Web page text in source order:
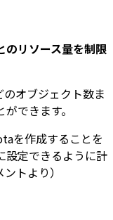
リソース量を制限
オブジェクト数ま
できます。
を作成することを
設定できるように計
トより）